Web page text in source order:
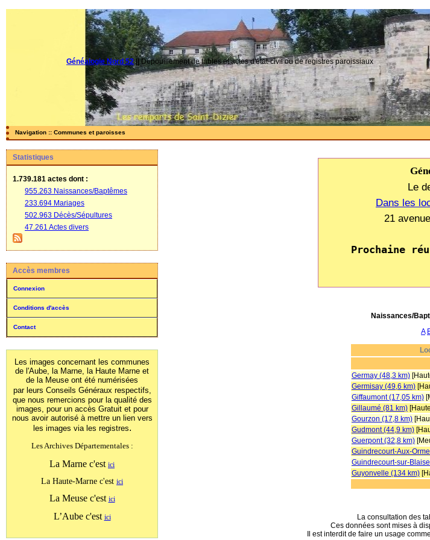
Généalogie Nord 52|| Dépouillement de tables et actes d'état-civil ou de registres paroissiaux
Navigation :: Communes et paroisses
Statistiques
1.739.181 actes dont :
955.263 Naissances/Baptêmes
233.694 Mariages
502.963 Décès/Sépultures
47.261 Actes divers
Accès membres
Connexion
Conditions d'accès
Contact
Les images concernant les communes
de l'Aube, la Marne, la Haute Marne et
de la Meuse ont été numérisées
par leurs Conseils Généraux respectifs,
que nous remercions pour la qualité des
images, pour un accès Gratuit et pour
nous avoir autorisé à mettre un lien vers
les images via les registres.
Les Archives Départementales :
La Marne c'est ici
La Haute-Marne c'est ici
La Meuse c'est ici
L’Aube c'est ici
Le
Dans les
21
Naissances/
A
Germay (48,3 km)
Germisay (49,6 km)
Giffaumont (17,05 km)
Gillaumé (81 km)
Gourzon (17,8 km)
Gudmont (44,9 km)
Guerpont (32,8 km)
Guindrecourt-Aux-
Guindrecourt-sur-
Guyonvelle (134 km)
La consultation des
Ces données sont mises à
Il est interdit de faire un usage